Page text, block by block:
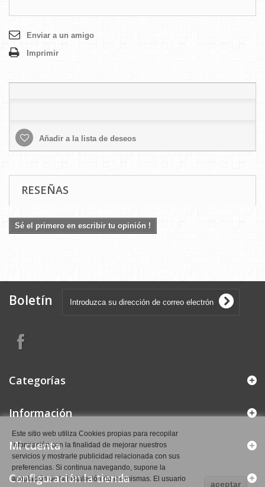
Enviar a un amigo
Imprimir
Añadir a la lista de deseos
RESEÑAS
Sé el primero en escribir tu opinión !
Boletín
Categorías
Información
Mi cuenta
Configuración la tienda
Este sitio web utiliza Cookies propias para recopilar
información con la finalidad de mejorar nuestros
servicios y mostrarle publicidad relacionada con sus
preferencias. Si continua navegando, supone la
aceptación de la instalación de las mismas. El usuario
aceptar